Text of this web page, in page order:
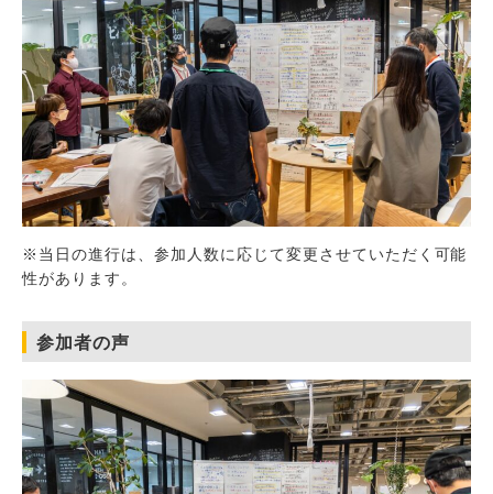
※当日の進行は、参加人数に応じて変更させていただく可能
性があります。
参加者の声